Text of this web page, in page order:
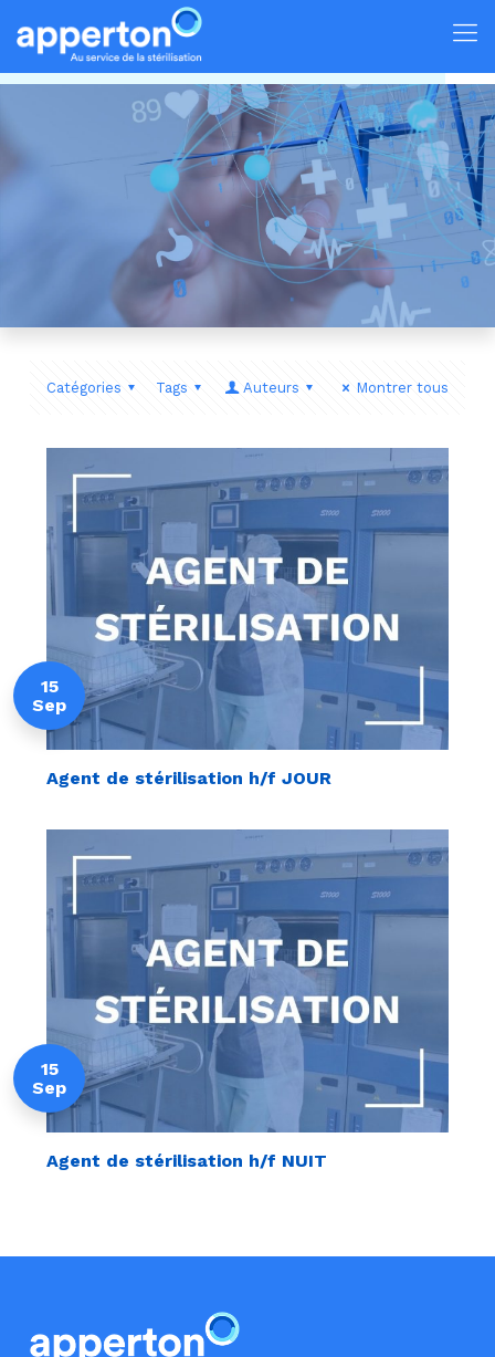
Catégories Tags Auteurs Montrer tous
15
Sep
Agent de stérilisation h/f JOUR
15
Sep
Agent de stérilisation h/f NUIT